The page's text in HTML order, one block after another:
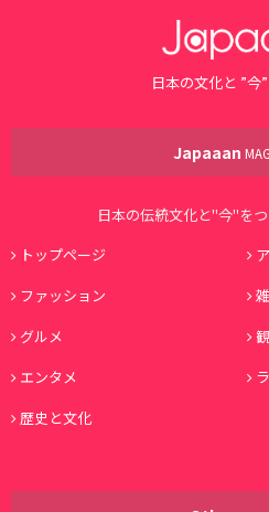
日本の文化と ”今
Japaaan
日本の伝統文化と"今"を
トップページ
ファッション
グルメ
エンタメ
歴史と文化